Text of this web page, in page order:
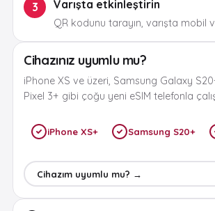
3 Varışta etkinleştirin
QR kodunu tarayın, varışta mobil
Cihazınız uyumlu mu?
iPhone XS ve üzeri, Samsung Galaxy
Pixel 3+ gibi çoğu yeni eSIM telefonla
iPhone XS+ Samsung S20+
Cihazım uyumlu mu? →